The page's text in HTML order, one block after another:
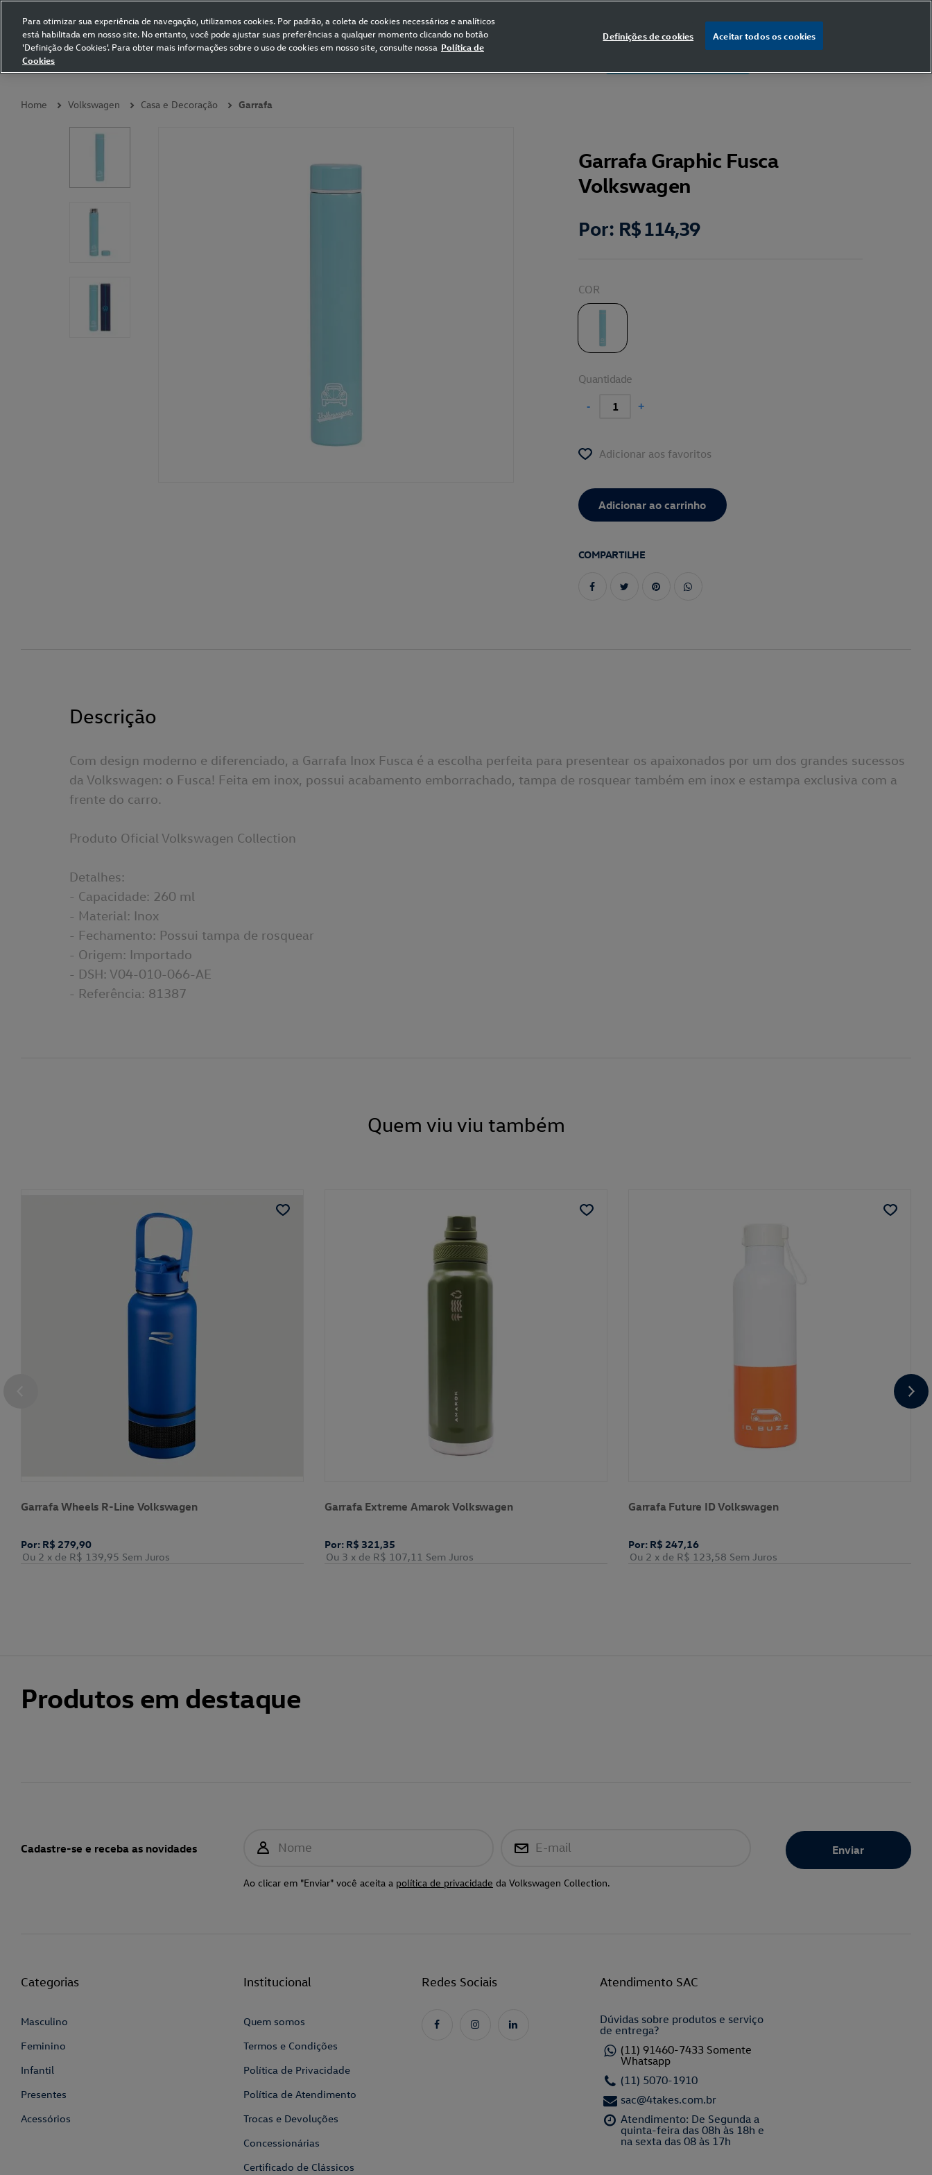
Volkswagen Collection
Coleções
Home Volkswagen Casa e Decoração Garrafa
Garrafa Graphic Fusca
Volkswagen
Por: R$ 114,39
COR
Quantidade
- +
Adicionar aos favoritos
COMPARTILHE
Descrição
Com design moderno e diferenciado, a Garrafa Inox Fusca é a escolha perfeita para presentear os apaixonados por um dos grandes sucessos
da Volkswagen: o Fusca! Feita em inox, possui acabamento emborrachado, tampa de rosquear também em inox e estampa exclusiva com a
frente do carro.
Produto Oficial Volkswagen Collection
Detalhes:
- Capacidade: 260 ml
- Material: Inox
- Fechamento: Possui tampa de rosquear
- Origem: Importado
- DSH: V04-010-066-AE
- Referência: 81387
Quem viu viu também
Garrafa Wheels R-Line Volkswagen
Por: R$ 279,90
Ou 2 x de R$ 139,95 Sem Juros
Garrafa Extreme Amarok Volkswagen
Por: R$ 321,35
Ou 3 x de R$ 107,11 Sem Juros
Garrafa Future ID Volkswagen
Por: R$ 247,16
Ou 2 x de R$ 123,58 Sem Juros
Produtos em destaque
Cadastre-se e receba as novidades Nome E-mail
Ao clicar em "Enviar" você aceita a política de privacidade da Volkswagen Collection.
Categorias
Masculino
Feminino
Infantil
Presentes
Acessórios
Institucional
Quem somos
Termos e Condições
Política de Privacidade
Política de Atendimento
Trocas e Devoluções
Concessionárias
Certificado de Clássicos
Redes Sociais Atendimento SAC
Dúvidas sobre produtos e serviço
de entrega?
(11) 91460-7433 Somente
Whatsapp
(11) 5070-1910
sac@4takes.com.br
Atendimento: De Segunda a
quinta-feira das 08h às 18h e
na sexta das 08 às 17h
Para otimizar sua experiência de navegação, utilizamos cookies. Por padrão, a coleta de cookies necessários e analíticos
está habilitada em nosso site. No entanto, você pode ajustar suas preferências a qualquer momento clicando no botão
'Definição de Cookies'. Para obter mais informações sobre o uso de cookies em nosso site, consulte nossa Política de
Cookies
Definições de cookies Aceitar todos os cookies